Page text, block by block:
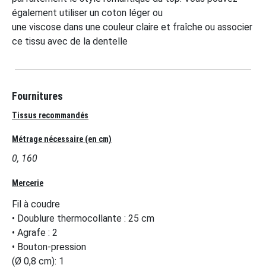
également utiliser un coton léger ou
une viscose dans une couleur claire et fraîche ou associer
ce tissu avec de la dentelle
Fournitures
Tissus recommandés
Métrage nécessaire (en cm)
0, 160
Mercerie
Fil à coudre
• Doublure thermocollante : 25 cm
• Agrafe : 2
• Bouton-pression
(Ø 0,8 cm): 1